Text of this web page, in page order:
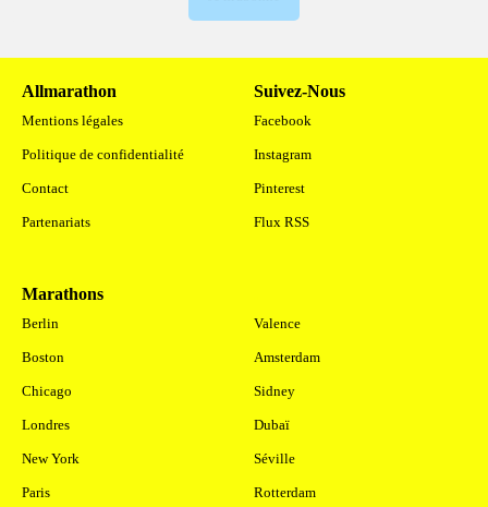
Allmarathon
Mentions légales
Politique de confidentialité
Contact
Partenariats
Suivez-Nous
Facebook
Instagram
Pinterest
Flux RSS
Marathons
Berlin
Boston
Chicago
Londres
New York
Paris
Valence
Amsterdam
Sidney
Dubaï
Séville
Rotterdam